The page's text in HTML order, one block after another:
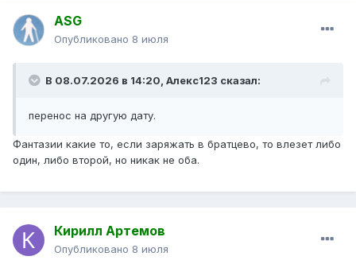
ASG
Опубликовано 8 июля
В 08.07.2026 в 14:20, Алекс123 сказал:
перенос на другую дату.
Фантазии какие то, если заряжать в братцево, то влезет либо
один, либо второй, но никак не оба.
Кирилл Артемов
Опубликовано 8 июля